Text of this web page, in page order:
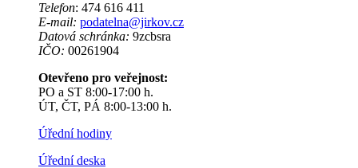
Telefon: 474 616 411
E-mail: podatelna@jirkov.cz
Datová schránka: 9zcbsra
IČO: 00261904
Otevřeno pro veřejnost:
PO a ST 8:00-17:00 h.
ÚT, ČT, PÁ 8:00-13:00 h.
Úřední hodiny
Úřední deska